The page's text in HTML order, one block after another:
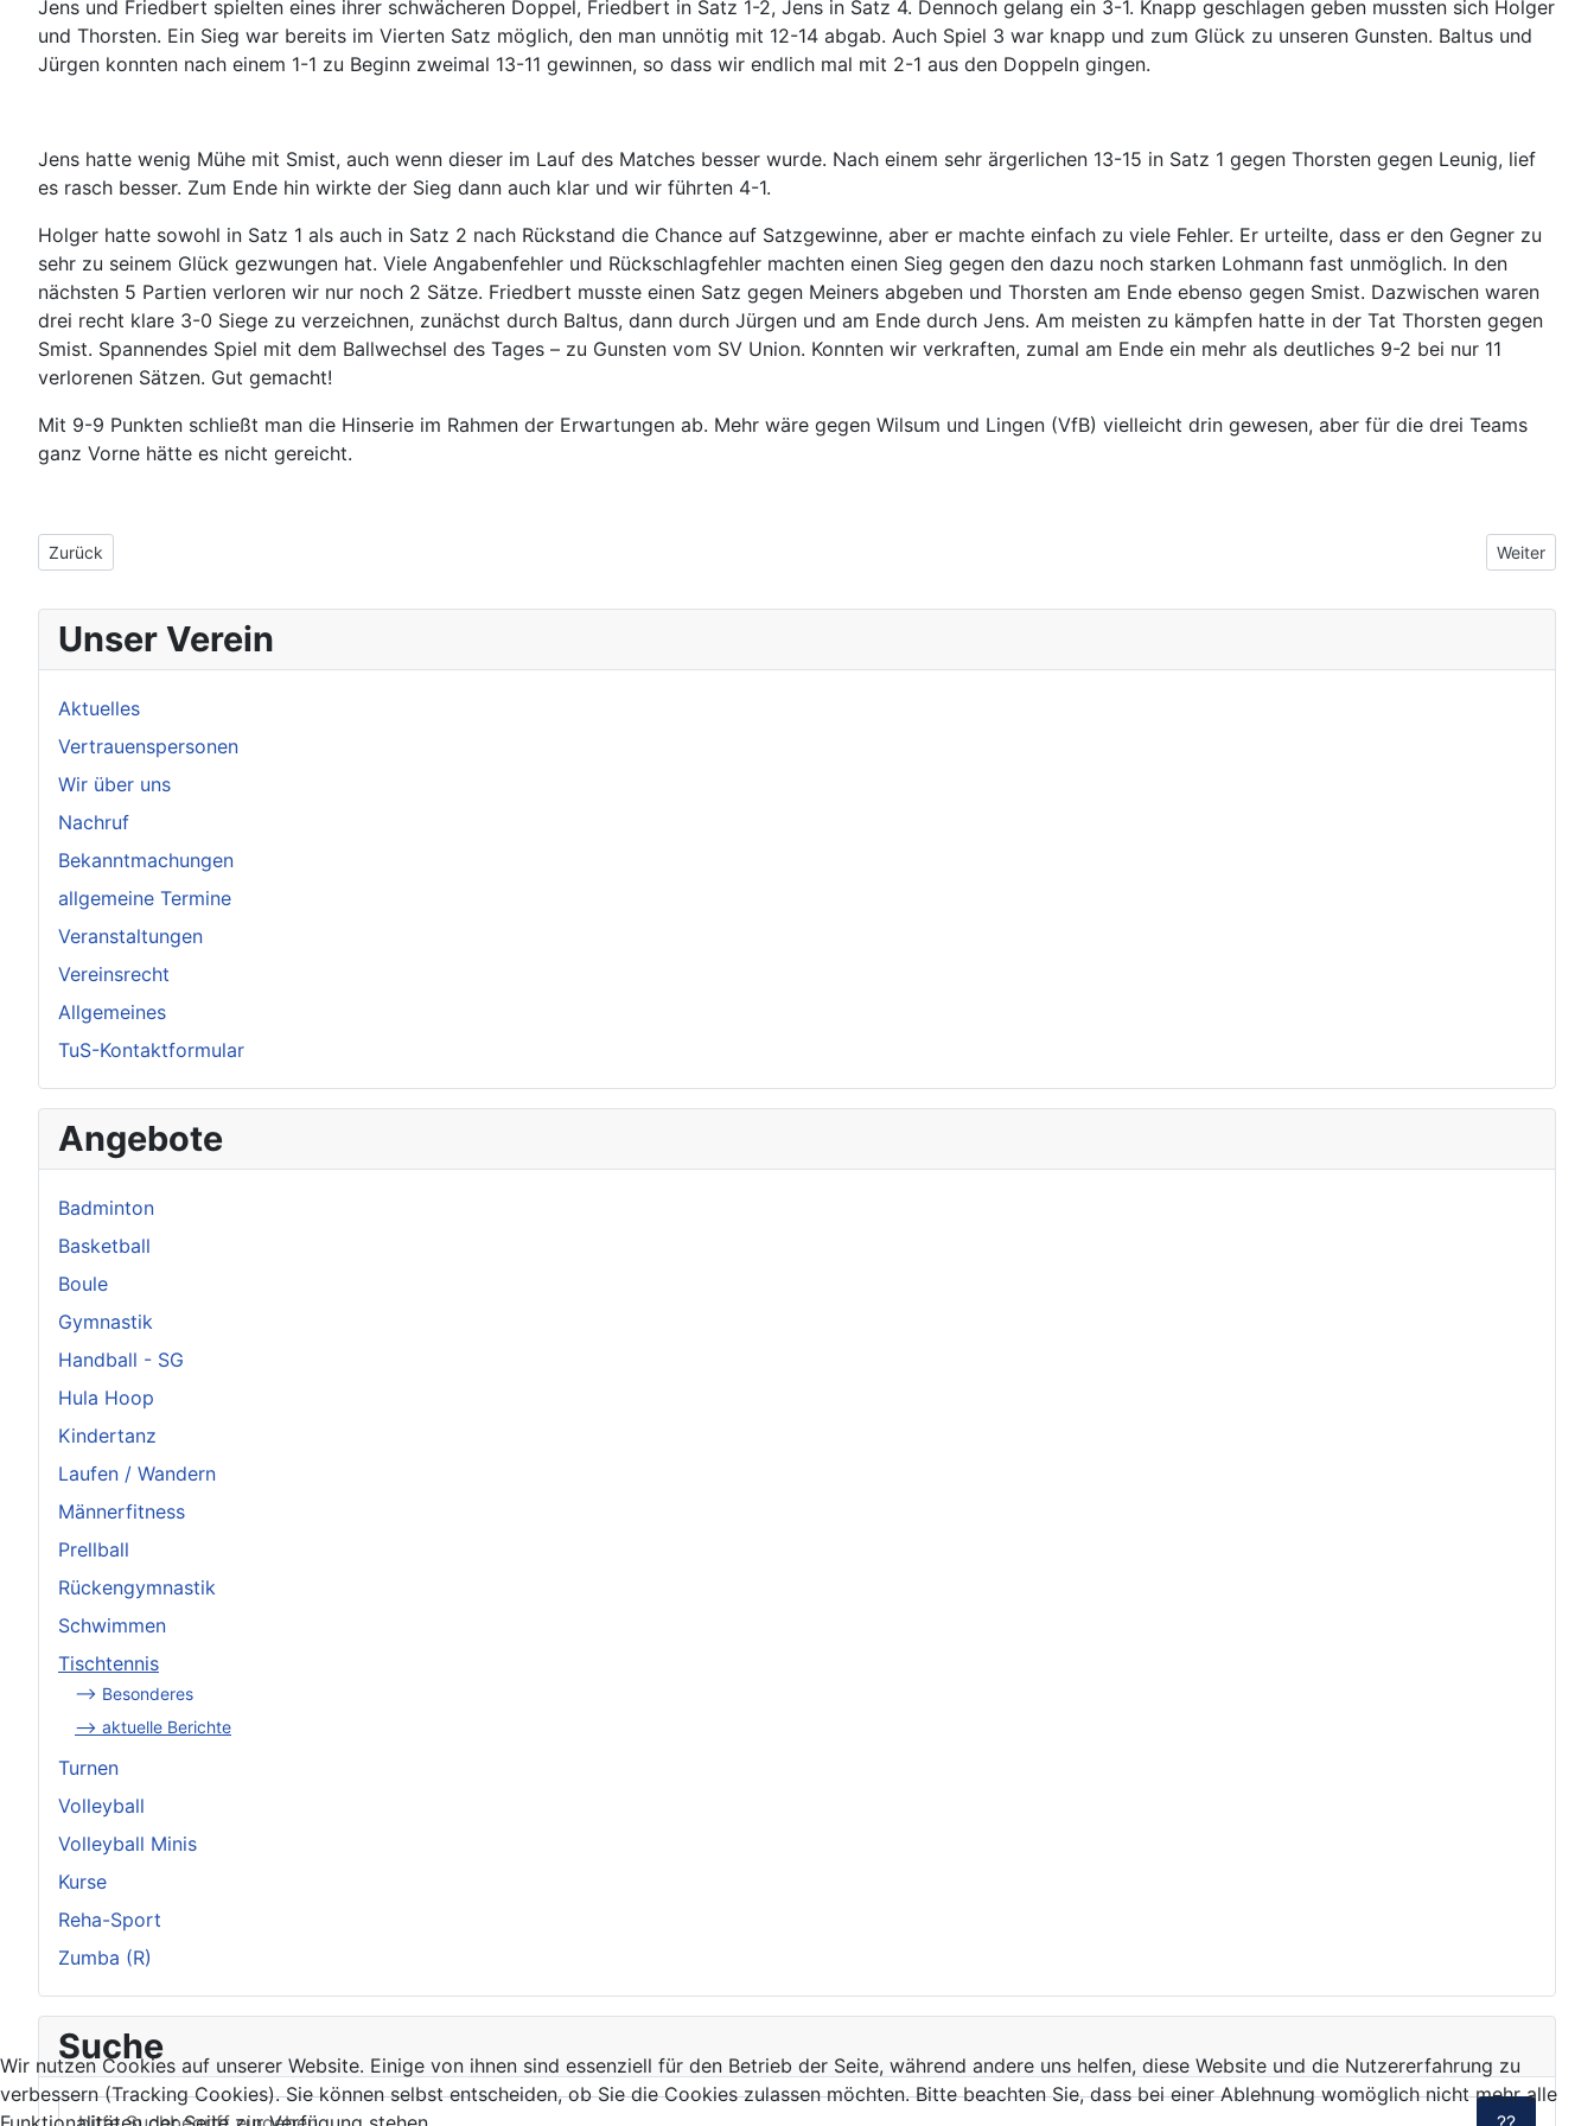
Unser Verein
Aktuelles
Vertrauenspersonen
Wir über uns
Nachruf
Bekanntmachungen
allgemeine Termine
Veranstaltungen
Vereinsrecht
Allgemeines
TuS-Kontaktformular
Angebote
Badminton
Basketball
Boule
Gymnastik
Handball - SG
Hula Hoop
Kindertanz
Laufen / Wandern
Männerfitness
Prellball
Rückengymnastik
Schwimmen
Tischtennis
--> Besonderes
--> aktuelle Berichte
Turnen
Volleyball
Volleyball Minis
Kurse
Reha-Sport
Zumba (R)
Suche
Jens und Friedbert spielten eines ihrer schwächeren Doppel, Friedbert in Satz 1-2, Jens in Satz 4. Dennoch gelang ein 3-1. Knapp geschlagen geben mussten sich Holger
und Thorsten. Ein Sieg war bereits im Vierten Satz möglich, den man unnötig mit 12-14 abgab. Auch Spiel 3 war knapp und zum Glück zu unseren Gunsten. Baltus und
Jürgen konnten nach einem 1-1 zu Beginn zweimal 13-11 gewinnen, so dass wir endlich mal mit 2-1 aus den Doppeln gingen.
Jens hatte wenig Mühe mit Smist, auch wenn dieser im Lauf des Matches besser wurde. Nach einem sehr ärgerlichen 13-15 in Satz 1 gegen Thorsten gegen Leunig, lief
es rasch besser. Zum Ende hin wirkte der Sieg dann auch klar und wir führten 4-1.
Holger hatte sowohl in Satz 1 als auch in Satz 2 nach Rückstand die Chance auf Satzgewinne, aber er machte einfach zu viele Fehler. Er urteilte, dass er den Gegner zu
sehr zu seinem Glück gezwungen hat. Viele Angabenfehler und Rückschlagfehler machten einen Sieg gegen den dazu noch starken Lohmann fast unmöglich. In den
nächsten 5 Partien verloren wir nur noch 2 Sätze. Friedbert musste einen Satz gegen Meiners abgeben und Thorsten am Ende ebenso gegen Smist. Dazwischen waren
drei recht klare 3-0 Siege zu verzeichnen, zunächst durch Baltus, dann durch Jürgen und am Ende durch Jens. Am meisten zu kämpfen hatte in der Tat Thorsten gegen
Smist. Spannendes Spiel mit dem Ballwechsel des Tages – zu Gunsten vom SV Union. Konnten wir verkraften, zumal am Ende ein mehr als deutliches 9-2 bei nur 11
verlorenen Sätzen. Gut gemacht!
Mit 9-9 Punkten schließt man die Hinserie im Rahmen der Erwartungen ab. Mehr wäre gegen Wilsum und Lingen (VfB) vielleicht drin gewesen, aber für die drei Teams
ganz Vorne hätte es nicht gereicht.
Vorheriger Beitrag: 9.12.2019: Halbzeit in der 2. BK
Zurück Nächster
Weiter
Wir nutzen Cookies auf unserer Website. Einige von ihnen sind essenziell für den Betrieb der Seite, während andere uns helfen, diese Website und die Nutzererfahrung zu
verbessern (Tracking Cookies). Sie können selbst entscheiden, ob Sie die Cookies zulassen möchten. Bitte beachten Sie, dass bei einer Ablehnung womöglich nicht mehr alle